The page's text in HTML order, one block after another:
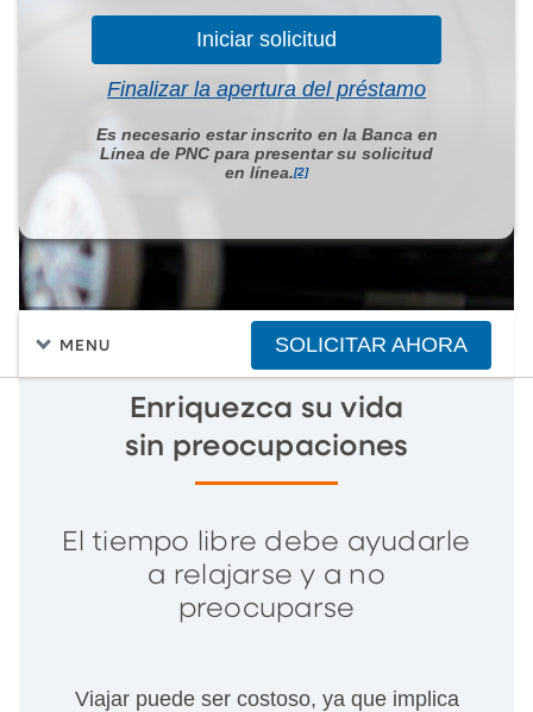
Iniciar solicitud
Finalizar la apertura del préstamo
Es necesario estar inscrito en la Banca en
Línea de PNC para presentar su solicitud
en línea.[2]
MENU SOLICITAR AHORA
Enriquezca su vida
sin preocupaciones
El tiempo libre debe ayudarle
a relajarse y a no
preocuparse
Viajar puede ser costoso, ya que implica